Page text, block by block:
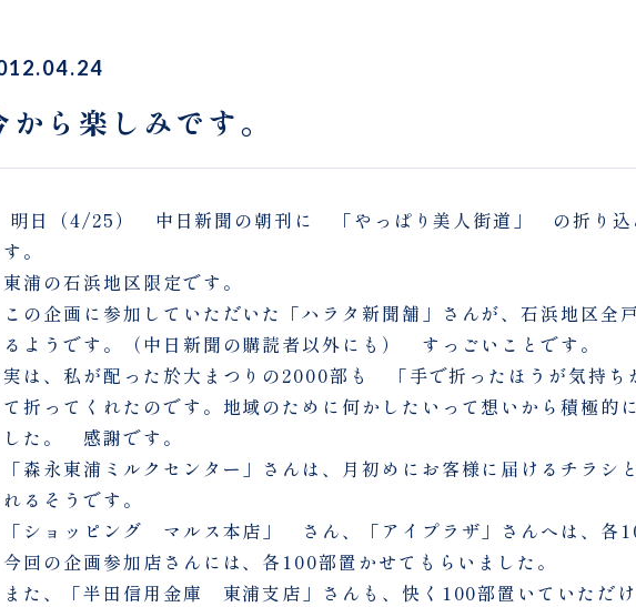
から楽しみです。
明日（4/25） 中日新聞の朝刊に 「やっぱり美人街道」 の折り込
す。
東浦の石浜地区限定です。
この企画に参加していただいた「ハラタ新聞舗」さんが、石浜地区全
るようです。（中日新聞の購読者以外にも） すっごいことです。
実は、私が配った於大まつりの2000部も 「手で折ったほうが気持ち
て折ってくれたのです。地域のために何かしたいって想いから積極的
した。 感謝です。
「森永東浦ミルクセンター」さんは、月初めにお客様に届けるチラシ
れるそうです。
「ショッピング マルス本店」 さん、「アイプラザ」さんへは、各
今回の企画参加店さんには、各100部置かせてもらいました。
また、「半田信用金庫 東浦支店」さんも、快く100部置いていただけ